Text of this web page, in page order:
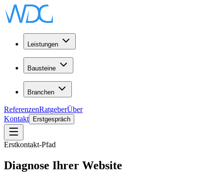
Leistungen
Bausteine
Branchen
ReferenzenRatgeberÜber
Kontakt
Erstgespräch
Erstkontakt-Pfad
Diagnose Ihrer Website